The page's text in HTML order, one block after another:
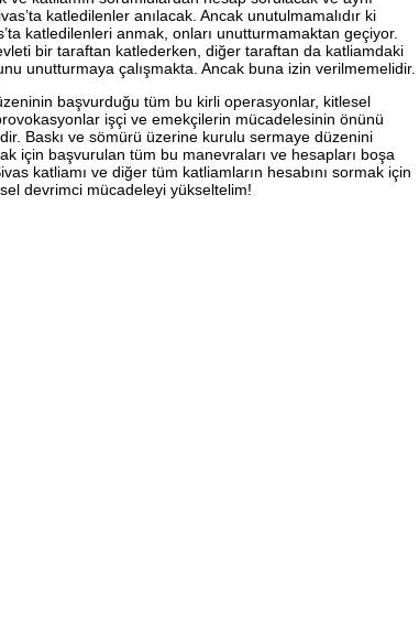
katledilenler anılacak. Ancak unutulmamalıdır ki
katledilenleri anmak, onları unutturmamaktan geçiyor.
bir taraftan katlederken, diğer taraftan da katliamdaki
unutturmaya çalışmakta. Ancak buna izin verilmemelidir.
başvurduğu tüm bu kirli operasyonlar, kitlesel
işçi ve emekçilerin mücadelesinin önünü
Baskı ve sömürü üzerine kurulu sermaye düzenini
için başvurulan tüm bu manevraları ve hesapları boşa
katliamı ve diğer tüm katliamların hesabını sormak için
devrimci mücadeleyi yükseltelim!